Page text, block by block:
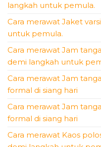
langkah untuk pemula.
Cara merawat Jaket
untuk pemula.
Cara merawat Jam
demi langkah untuk
Cara merawat Jam
formal di siang hari
Cara merawat Jam
formal di siang hari
Cara merawat Kaos